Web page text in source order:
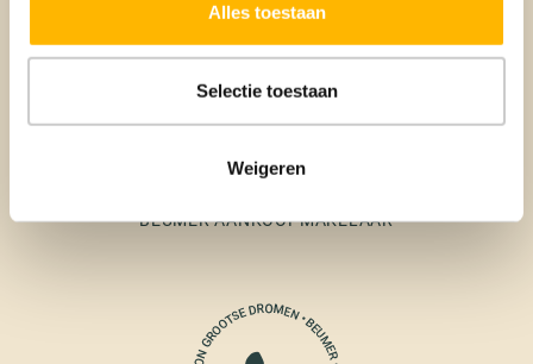
Alles toestaan
Selectie toestaan
Weigeren
Aankoop
BEUMER AANKOOPMAKELAAR